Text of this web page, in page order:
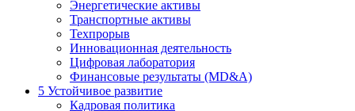
Энергетические активы
Транспортные активы
Техпрорыв
Инновационная деятельность
Цифровая лаборатория
Финансовые результаты (MD&A)
5 Устойчивое развитие
Кадровая политика